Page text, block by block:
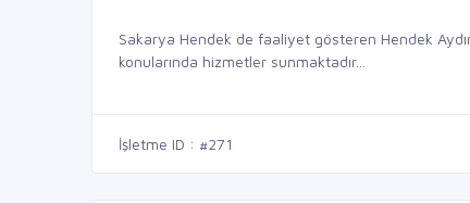
Sakarya Hendek de faaliyet gösteren Hendek
konularında hizmetler sunmaktadır...
İşletme ID : #271